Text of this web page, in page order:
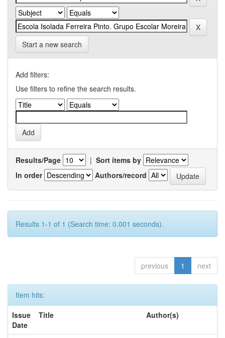
Start a new search
Add filters:
Use filters to refine the search results.
Results/Page | Sort items by
In order
Authors/record
Results 1-1 of 1 (Search time: 0.001 seconds).
previous 1 next
Item hits:
Issue
Date
Title Author(s)